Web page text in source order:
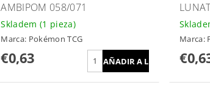
AMBIPOM 058/071
Skladem (1 pieza)
Marca: Pokémon TCG
€0,63
Marca: